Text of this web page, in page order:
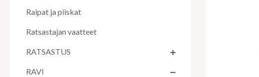
Raipat ja piiskat
Ratsastajan vaatteet
RATSASTUS
RAVI